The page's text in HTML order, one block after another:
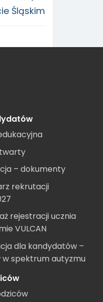
Śląskim
– dokumenty
rekrutacji
rejestracji ucznia
VULCAN
dla kandydatów –
w spektrum autyzmu